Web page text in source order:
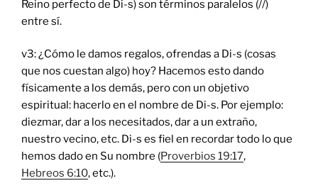
Reino perfecto de Di-s) son términos paralelos (//)
entre sí.
v3: ¿Cómo le damos regalos, ofrendas a Di-s (cosas
que nos cuestan algo) hoy? Hacemos esto dando
físicamente a los demás, pero con un objetivo
espiritual: hacerlo en el nombre de Di-s. Por ejemplo:
diezmar, dar a los necesitados, dar a un extraño,
nuestro vecino, etc. Di-s es fiel en recordar todo lo que
hemos dado en Su nombre (Proverbios 19:17,
Hebreos 6:10, etc.).